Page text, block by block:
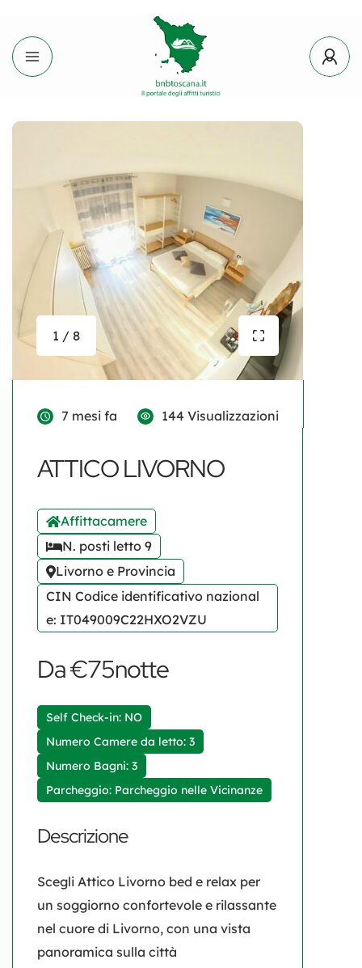
1 / 8
7 mesi fa 144 Visualizzazioni
ATTICO LIVORNO
Affittacamere
N. posti letto 9
Livorno e Provincia
CIN Codice identificativo nazional
e: IT049009C22HXO2VZU
Da €75notte
Self Check-in: NO
Numero Camere da letto: 3
Numero Bagni: 3
Parcheggio: Parcheggio nelle Vicinanze
Descrizione
Scegli Attico Livorno bed e relax per
un soggiorno confortevole e rilassante
nel cuore di Livorno, con una vista
panoramica sulla città